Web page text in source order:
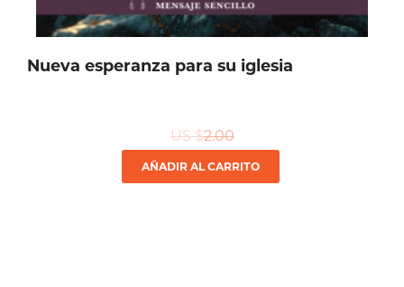
Nueva esperanza para su iglesia
US $2.00
AÑADIR AL CARRITO